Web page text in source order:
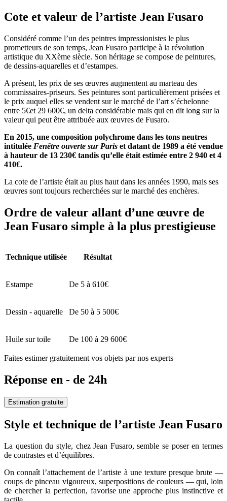
Cote et valeur de l’artiste Jean Fusaro
Considéré comme l’un des peintres impressionistes le plus
prometteurs de son temps, Jean Fusaro participe à la révolution
artistique du XXème siècle. Son héritage se compose de peintures,
de dessins-aquarelles et d’estampes.
A présent, les prix de ses œuvres augmentent au marteau des
commissaires-priseurs. Ses peintures sont particulièrement prisées et
le prix auquel elles se vendent sur le marché de l’art s’échelonne
entre 5€et 29 600€, un delta considérable mais qui en dit long sur la
valeur qui peut être attribuée aux œuvres de Fusaro.
En 2015, une composition polychrome dans les tons neutres
intitulée Fenêtre ouverte sur Paris et datant de 1989 a été vendue
à hauteur de 13 230€ tandis qu’elle était estimée entre 2 940 et 4
410€.
La cote de l’artiste était au plus haut dans les années 1990, mais ses
œuvres sont toujours recherchées sur le marché des enchères.
Ordre de valeur allant d’une œuvre de
Jean Fusaro simple à la plus prestigieuse
Technique utilisée Résultat
Estampe De 5 à 610€
Dessin - aquarelle De 50 à 5 500€
Huile sur toile De 100 à 29 600€
Faites estimer gratuitement vos objets par nos experts
Réponse en - de 24h
Estimation gratuite
Style et technique de l’artiste Jean Fusaro
La question du style, chez Jean Fusaro, semble se poser en termes
de contrastes et d’équilibres.
On connaît l’attachement de l’artiste à une texture presque brute —
coups de pinceau vigoureux, superpositions de couleurs — qui, loin
de chercher la perfection, favorise une approche plus instinctive et